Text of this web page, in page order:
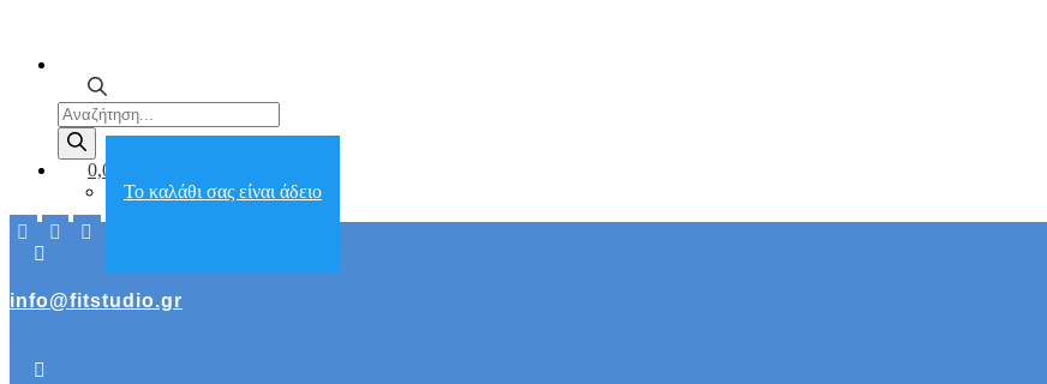
Products
search
0,00€
Το καλάθι σας είναι άδειο
info@fitstudio.gr